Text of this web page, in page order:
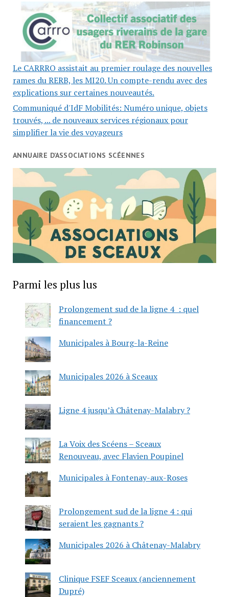
Le CARRRO assistait au premier roulage des nouvelles
rames du RERB, les MI20. Un compte-rendu avec des
explications sur certaines nouveautés.
Communiqué d'IdF Mobilités: Numéro unique, objets
trouvés, ... de nouveaux services régionaux pour
simplifier la vie des voyageurs
ANNUAIRE D’ASSOCIATIONS SCÉENNES
Parmi les plus lus
Prolongement sud de la ligne 4 : quel
financement ?
Municipales à Bourg-la-Reine
Municipales 2026 à Sceaux
Ligne 4 jusqu’à Châtenay-Malabry ?
La Voix des Scéens – Sceaux
Renouveau, avec Flavien Poupinel
Municipales à Fontenay-aux-Roses
Prolongement sud de la ligne 4 : qui
seraient les gagnants ?
Municipales 2026 à Châtenay-Malabry
Clinique FSEF Sceaux (anciennement
Dupré)